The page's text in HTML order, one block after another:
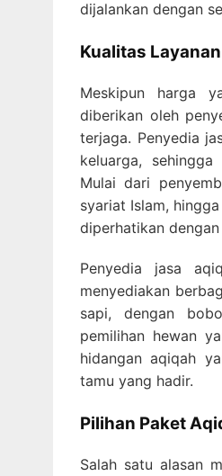
dijalankan dengan
Kualitas
Meskipun harga
diberikan oleh
terjaga. Penyedia
keluarga,
Mulai dari
syariat Islam,
diperhatikan
Penyedia jasa
menyediakan
sapi, dengan
pemilihan hewan
hidangan aqiqah
tamu yang hadir.
Pilihan Paket
Salah satu alasan